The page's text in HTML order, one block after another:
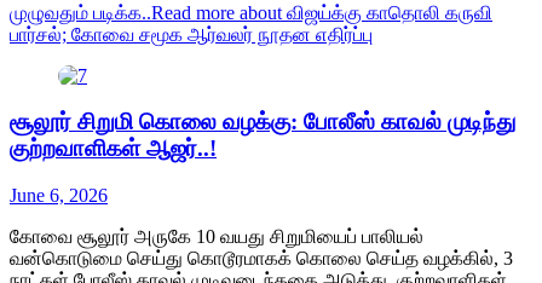
முழுவதும் படிக்க..Read more about விஜய்க்கு காதொலி கருவி
பார்சல்; கோவை சமூக ஆர்வலர் நூதன எதிர்ப்பு
சூலூர் சிறுமி கொலை வழக்கு: போலீஸ் காவல் முடிந்து
குற்றவாளிகள் ஆஜர்..!
June 6, 2026
கோவை சூலூர் அருகே 10 வயது சிறுமியைப் பாலியல்
வன்கொடுமை செய்து கொடூரமாகக் கொலை செய்த வழக்கில், 3